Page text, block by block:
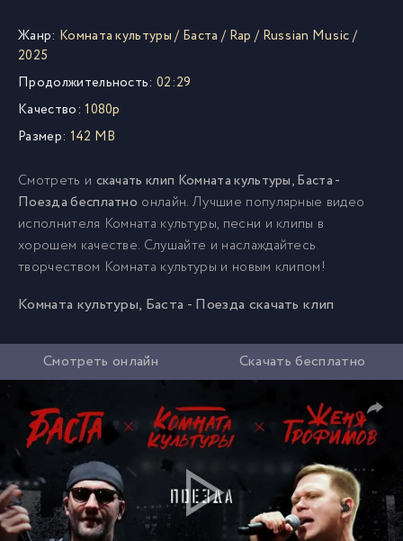
Жанр: Комната культуры/ Баста / Rap / Russian Music/
2025
Продолжительность: 02:29
Качество: 1080p
Размер: 142 MB
Смотреть и скачать клип Комната культуры, Баста -
Поезда бесплатно онлайн. Лучшие популярные видео
исполнителя Комната культуры, песни и клипы в
хорошем качестве. Слушайте и наслаждайтесь
творчеством Комната культуры и новым клипом!
Комната культуры, Баста - Поезда скачать клип
Смотреть онлайн Скачать бесплатно